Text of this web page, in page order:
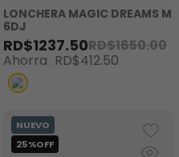
LONCHERA MAGIC DREAMS M
6DJ
RD$1237.50RD$1650.00
Ahorra RD$412.50